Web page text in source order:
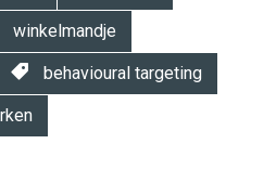
winkelmandje
behavioural targeting